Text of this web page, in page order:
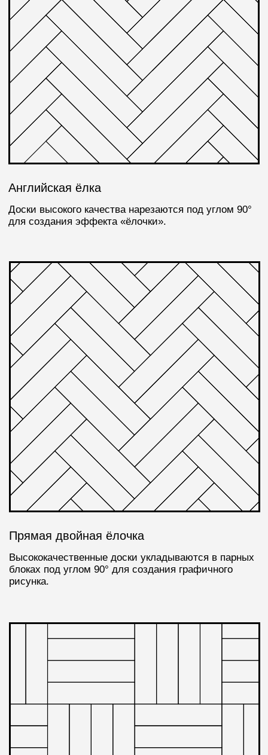
Плетёнка (Блок)
Доски высокого качества формируют орнамент
в виде переплетения прямоугольников.